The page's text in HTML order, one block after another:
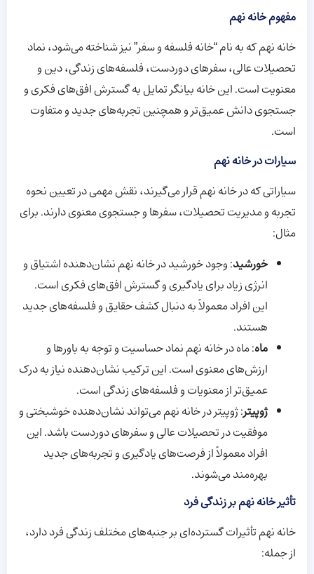
مفهوم خانه نهم
خانه نهم که به نام “خانه فلسفه و سفر” نیز شناخته می‌شود، نماد
تحصیلات عالی، سفرهای دوردست، فلسفه‌های زندگی، دین و
معنویت است. این خانه بیانگر تمایل به گسترش افق‌های فکری و
جستجوی دانش عمیق‌تر و همچنین تجربه‌های جدید و متفاوت
است.
سیارات در خانه نهم
سیاراتی که در خانه نهم قرار می‌گیرند، نقش مهمی در تعیین نحوه
تجربه و مدیریت تحصیلات، سفرها و جستجوی معنوی دارند. برای
مثال:
خورشید: وجود خورشید در خانه نهم نشان‌دهنده اشتیاق و
انرژی زیاد برای یادگیری و گسترش افق‌های فکری است.
این افراد معمولاً به دنبال کشف حقایق و فلسفه‌های جدید
هستند.
ماه: ماه در خانه نهم نماد حساسیت و توجه به باورها و
ارزش‌های معنوی است. این ترکیب نشان‌دهنده نیاز به درک
عمیق‌تر از معنویات و فلسفه‌های زندگی است.
ژوپیتر: ژوپیتر در خانه نهم می‌تواند نشان‌دهنده خوشبختی و
موفقیت در تحصیلات عالی و سفرهای دوردست باشد. این
افراد معمولاً از فرصت‌های یادگیری و تجربه‌های جدید
بهره‌مند می‌شوند.
تأثیر خانه نهم بر زندگی فرد
خانه نهم تأثیرات گسترده‌ای بر جنبه‌های مختلف زندگی فرد دارد،
از جمله: